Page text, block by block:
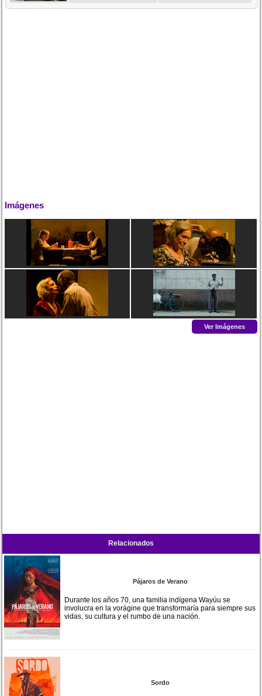
Imágenes
Ver Imágenes
Relacionados
Pájaros de Verano
Durante los años 70, una familia indígena Wayúu se
involucra en la vorágine que transformaría para siempre sus
vidas, su cultura y el rumbo de una nación.
Sordo